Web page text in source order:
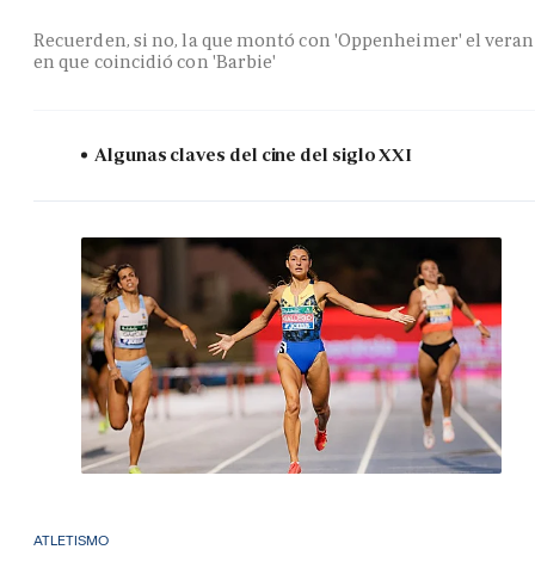
Recuerden, si no, la que montó con 'Oppenheimer' el
en que coincidió con 'Barbie'
Algunas claves del cine del siglo XXI
ATLETISMO